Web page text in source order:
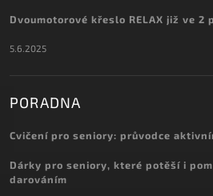
Dvoumotorové křeslo RELAX již ve 2
5.6.2025
PORADNA
Cvičení pro seniory: průvodce
Dárky pro seniory, které potěší i
darováním